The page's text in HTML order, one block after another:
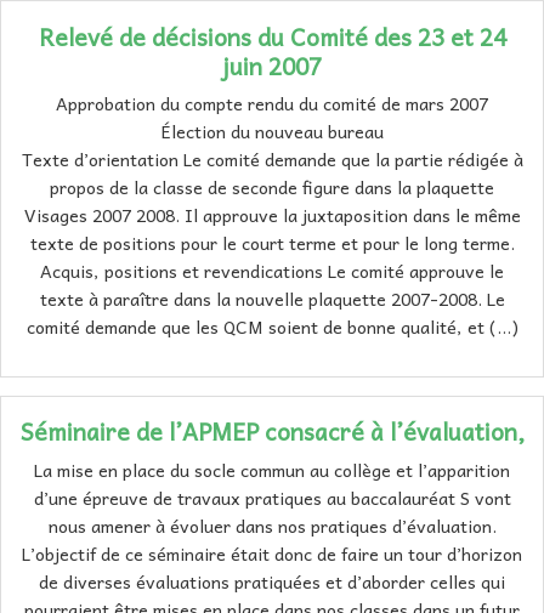
Relevé de décisions du Comité des 23 et 24
juin 2007
Approbation du compte rendu du comité de mars 2007
Élection du nouveau bureau
Texte d’orientation Le comité demande que la partie rédigée à
propos de la classe de seconde figure dans la plaquette
Visages 2007 2008. Il approuve la juxtaposition dans le même
texte de positions pour le court terme et pour le long terme.
Acquis, positions et revendications Le comité approuve le
texte à paraître dans la nouvelle plaquette 2007-2008. Le
comité demande que les QCM soient de bonne qualité, et (…)
Séminaire de l’APMEP consacré à l’évaluation,
La mise en place du socle commun au collège et l’apparition
d’une épreuve de travaux pratiques au baccalauréat S vont
nous amener à évoluer dans nos pratiques d’évaluation.
L’objectif de ce séminaire était donc de faire un tour d’horizon
de diverses évaluations pratiquées et d’aborder celles qui